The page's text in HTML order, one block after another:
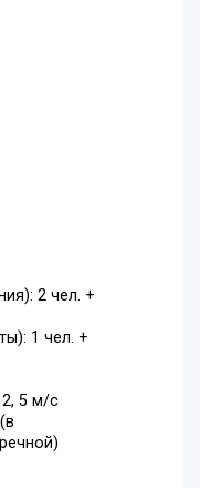
2 чел. +
1 чел. +
5 м/с